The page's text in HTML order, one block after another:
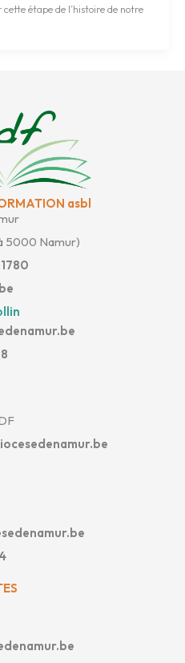
cette étape de l’histoire de notre
asbl
5000 Namur)